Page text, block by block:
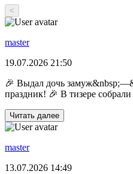
<
master
19.07.2026 21:50
🎉 Выдал дочь
праздник! 🎉 В тизере
Читать далее
master
13.07.2026 14:49